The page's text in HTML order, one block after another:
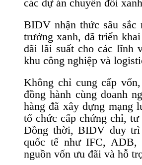
các dự án chuyển đổi
BIDV nhận thức sâu
trưởng xanh, đã triển
đãi lãi suất cho các lĩnh
khu công nghiệp và
Không chỉ cung cấp
đồng hành cùng doanh
hàng đã xây dựng mạng
tổ chức cấp chứng chỉ,
Đồng thời, BIDV duy
quốc tế như IFC,
nguồn vốn ưu đãi và hỗ